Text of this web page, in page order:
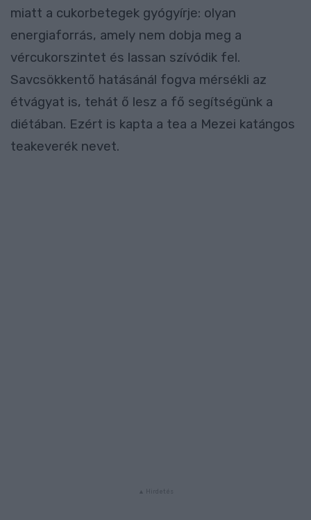
miatt a cukorbetegek gyógyírje: olyan
energiaforrás, amely nem dobja meg a
vércukorszintet és lassan szívódik fel.
Savcsökkentő hatásánál fogva mérsékli az
étvágyat is, tehát ő lesz a fő segítségünk a
diétában. Ezért is kapta a tea a Mezei katángos
teakeverék nevet.